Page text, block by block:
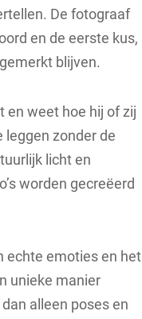
De fotograaf
en de eerste kus,
blijven.
en weet hoe hij of zij
zonder de
licht en
worden gecreëerd
echte emoties en het
unieke manier
alleen poses en